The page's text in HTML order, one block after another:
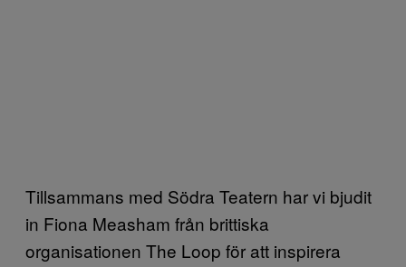
Tillsammans med Södra Teatern har vi bjudit
in Fiona Measham från brittiska
organisationen The Loop för att inspirera